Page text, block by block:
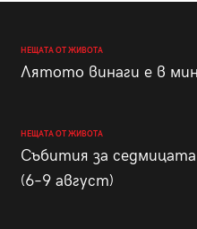
НЕЩАТА ОТ ЖИВОТА
Лятото винаги е в
НЕЩАТА ОТ ЖИВОТА
Събития за
(6–9 август)